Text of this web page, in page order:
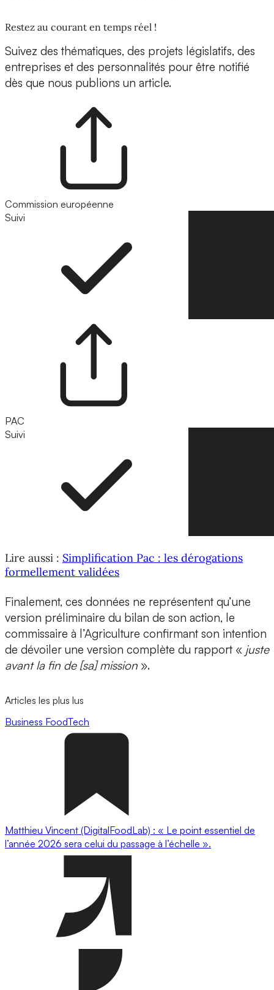
Restez au courant en temps réel !
Suivez des thématiques, des projets législatifs, des
entreprises et des personnalités pour être notifié
dès que nous publions un article.
Commission européenne
Suivi
PAC
Suivi
Lire aussi : Simplification Pac : les dérogations
formellement validées
Finalement, ces données ne représentent qu’une
version préliminaire du bilan de son action, le
commissaire à l’Agriculture confirmant son intention
de dévoiler une version complète du rapport « juste
avant la fin de [sa] mission ».
Articles les plus lus
Business FoodTech
Matthieu Vincent (DigitalFoodLab) : « Le point essentiel de
l’année 2026 sera celui du passage à l’échelle ».